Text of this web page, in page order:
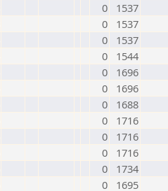
0
1537
0
1537
0
1537
0
1544
0
1696
0
1696
0
1688
0
1716
0
1716
0
1716
0
1734
0
1695